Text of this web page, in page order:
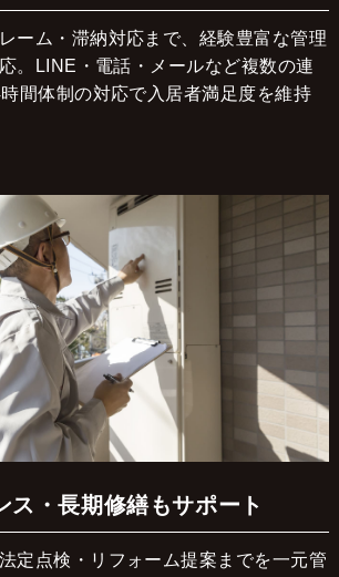
ーム・滞納対応まで、経験豊富な管理
。LINE・電話・メールなど複数の連
間体制の対応で入居者満足度を維持
ス・長期修繕もサポート
定点検・リフォーム提案までを一元管